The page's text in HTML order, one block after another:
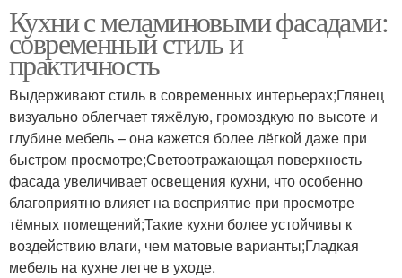
Кухни с меламиновыми фасадами:
современный стиль и
практичность
Выдерживают стиль в современных интерьерах;Глянец
визуально облегчает тяжёлую, громоздкую по высоте и
глубине мебель – она кажется более лёгкой даже при
быстром просмотре;Светоотражающая поверхность
фасада увеличивает освещения кухни, что особенно
благоприятно влияет на восприятие при просмотре
тёмных помещений;Такие кухни более устойчивы к
воздействию влаги, чем матовые варианты;Гладкая
мебель на кухне легче в уходе.